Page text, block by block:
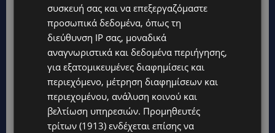
Σε κρίσιμη κατάσταση νοσηλεύεται στο Γενικό
Νοσοκομείο Λευκωσίας ένας 18χρονος, ο οποίος
εντοπίστηκε βαριά τραυματισμένος στη Λεμεσό,
δίπλα από...
συσκευή σας και να επεξεργαζόμαστε
προσωπικά δεδομένα, όπως τη
διεύθυνση IP σας, μοναδικά
αναγνωριστικά και δεδομένα περιήγησης,
για εξατομικευμένες διαφημίσεις και
περιεχόμενο, μέτρηση διαφημίσεων και
περιεχομένου, ανάλυση κοινού και
βελτίωση υπηρεσιών. Προμηθευτές
τρίτων (1913) ενδέχεται επίσης να